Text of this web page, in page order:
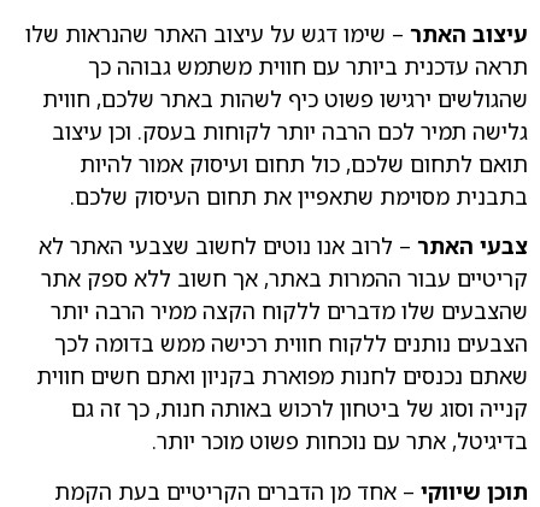
עיצוב האתר – שימו דגש על עיצוב האתר שהנראות שלו
תראה עדכנית ביותר עם חווית משתמש גבוהה כך
שהגולשים ירגישו פשוט כיף לשהות באתר שלכם, חווית
גלישה תמיר לכם הרבה יותר לקוחות בעסק. וכן עיצוב
תואם לתחום שלכם, כול תחום ועיסוק אמור להיות
בתבנית מסוימת שתאפיין את תחום העיסוק שלכם.
צבעי האתר – לרוב אנו נוטים לחשוב שצבעי האתר לא
קריטיים עבור ההמרות באתר, אך חשוב ללא ספק אתר
שהצבעים שלו מדברים ללקוח הקצה ממיר הרבה יותר
הצבעים נותנים ללקוח חווית רכישה ממש בדומה לכך
שאתם נכנסים לחנות מפוארת בקניון ואתם חשים חווית
קנייה וסוג של ביטחון לרכוש באותה חנות, כך זה גם
בדיגיטל, אתר עם נוכחות פשוט מוכר יותר.
תוכן שיווקי – אחד מן הדברים הקריטיים בעת הקמת